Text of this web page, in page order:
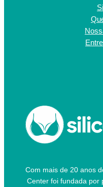
Com mais de 20 anos
Center foi fundada por